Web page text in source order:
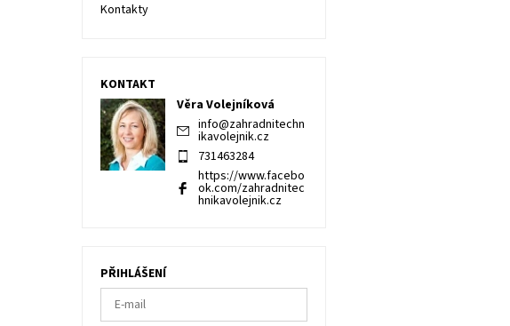
Kontakty
KONTAKT
Věra Volejníková
info@zahradnitechn
ikavolejnik.cz
731463284
https://www.facebo
ok.com/zahradnitec
hnikavolejnik.cz
PŘIHLÁŠENÍ